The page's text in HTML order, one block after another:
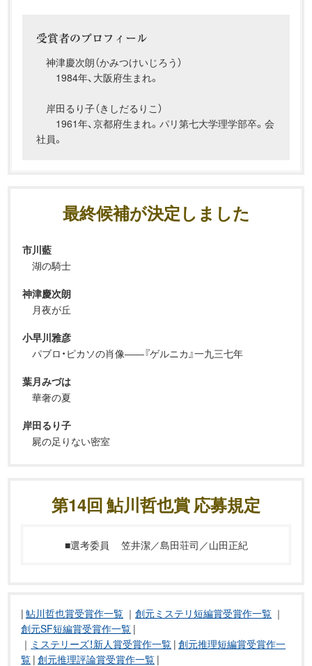
神津慶次朗（かみつけいじろう）
1984年、大阪府生まれ。
岸田るり子（きしだるりこ）
1961年、京都府生まれ。パリ第七大学理学部卒。会
社員。
最終候補が決定しました
市川藍
湖の騎士
神津慶次朗
月夜が丘
小早川雅彦
パブロ・ピカソの肖像――『ゲルニカ』一九三七年
葉月みづは
華奢の夏
岸田るり子
屍の足りない密室
第14回 鮎川哲也賞 応募規定
■選考委員 笠井潔／島田荘司／山田正紀
|鮎川哲也賞受賞作一覧 ｜創元ミステリ短編賞受賞作一覧 ｜
創元SF短編賞受賞作一覧 |
｜ ミステリーズ！新人賞受賞作一覧 |創元推理短編賞受賞作一
覧 |創元推理評論賞受賞作一覧 |